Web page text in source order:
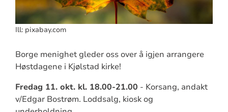
Ill: pixabay.com
Borge menighet gleder oss over å igjen arrangere
Høstdagene i Kjølstad kirke!
Fredag 11. okt. kl. 18.00-21.00 - Korsang, andakt
v/Edgar Bostrøm. Loddsalg, kiosk og